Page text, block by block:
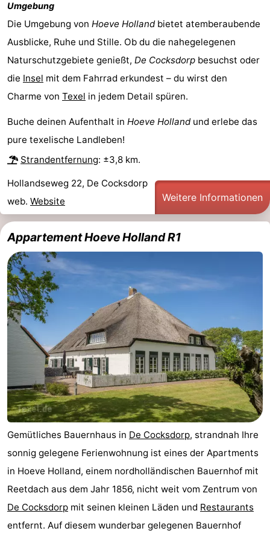
&
tun
-
Museen
-
Denkmäler
-
Kirchen
-
Mühlen
-
Aussichtspunkte
Attraktionen
Rundfahrten
-
Spielplätze
-
Minigolfplätze
Natur
Führungen
Sport
Schwimmbader
-
Radfahren
-
Wandern
Reiten
-
Surfen
Wattwandern
-
Umgebung
Die Umgebung von Hoeve Hollandbietet atemberaubende
Ausblicke, Ruhe und Stille. Ob du die nahegelegenen
Naturschutzgebiete genießt, De Cocksdorp besuchst oder
die Insel mit dem Fahrrad erkundest – du wirst den
Charme von Texel in jedem Detail spüren.
Buche deinen Aufenthalt in Hoeve Hollandund erlebe das
pure texelische Landleben!
Strandentfernung: ±3,8 km.
Hollandseweg 22, De Cocksdorp
web. Website Weitere Informationen
Appartement Hoeve Holland R1
Gemütliches Bauernhaus in De Cocksdorp, strandnah Ihre
sonnig gelegene Ferienwohnung ist eines der Apartments
in Hoeve Holland, einem nordholländischen Bauernhof mit
Reetdach aus dem Jahr 1856, nicht weit vom Zentrum von
De Cocksdorp mit seinen kleinen Läden und Restaurants
entfernt. Auf diesem wunderbar gelegenen Bauernhof